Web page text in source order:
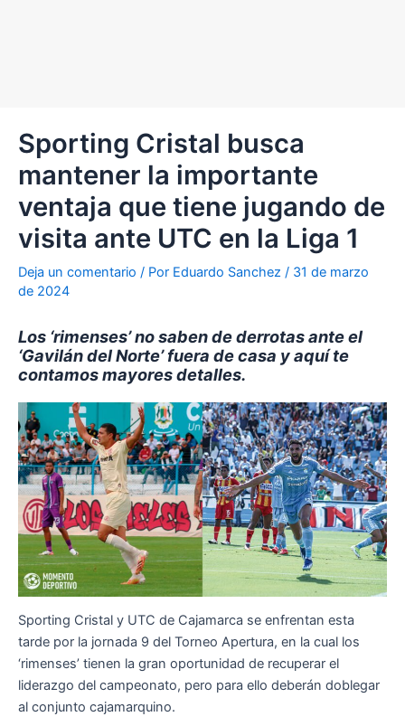
Sporting Cristal busca
mantener la importante
ventaja que tiene jugando de
visita ante UTC en la Liga 1
Deja un comentario / Por Eduardo Sanchez / 31 de marzo
de 2024
Los ‘rimenses’ no saben de derrotas ante el
‘Gavilán del Norte’ fuera de casa y aquí te
contamos mayores detalles.
Sporting Cristal y UTC de Cajamarca se enfrentan esta
tarde por la jornada 9 del Torneo Apertura, en la cual los
‘rimenses’ tienen la gran oportunidad de recuperar el
liderazgo del campeonato, pero para ello deberán doblegar
al conjunto cajamarquino.